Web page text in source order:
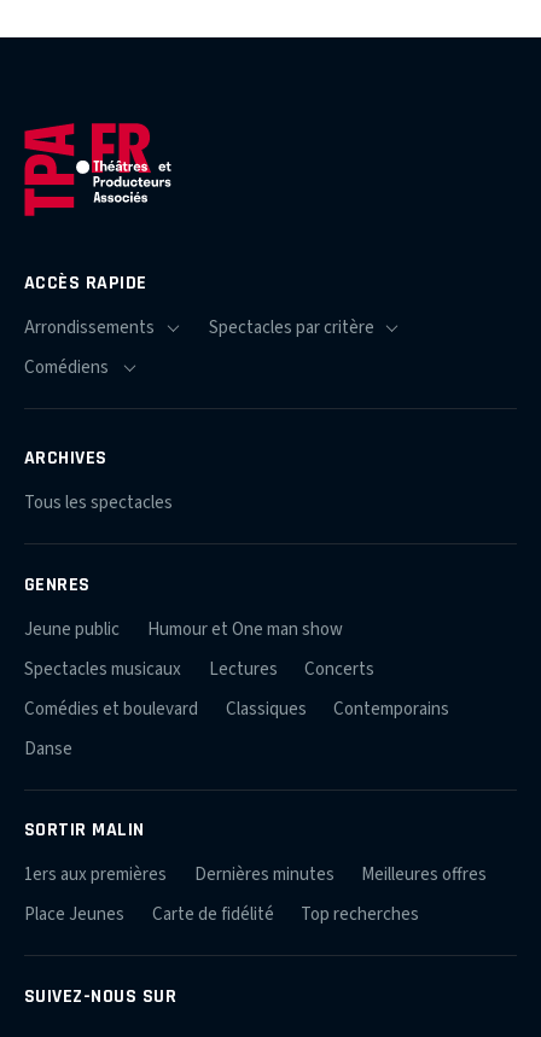
ACCÈS RAPIDE
ARCHIVES
Tous les spectacles
GENRES
Jeune public
Humour et One man show
Spectacles musicaux
Lectures
Concerts
Comédies et boulevard
Classiques
Contemporains
Danse
SORTIR MALIN
1ers aux premières Dernières minutes
Meilleures offres
Place Jeunes
Carte de fidélité Top recherches
SUIVEZ-NOUS SUR